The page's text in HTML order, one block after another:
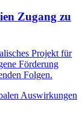
Zugang zu
Projekt für
Förderung
Folgen.